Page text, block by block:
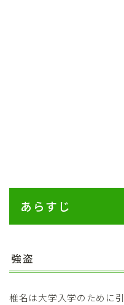
あらすじ
強盗
椎名は大学入学のために